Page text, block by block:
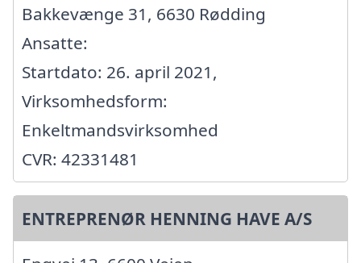
Bakkevænge 31, 6630 Rødding
Ansatte:
Startdato: 26. april 2021,
Virksomhedsform:
Enkeltmandsvirksomhed
CVR: 42331481
ENTREPRENØR HENNING HAVE A/S